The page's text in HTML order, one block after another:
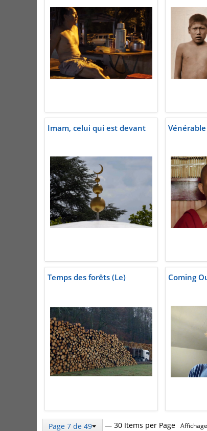
Imam, celui qui est devant Vénérable
Temps des forêts (Le) Coming
Page 7 de 49 — 30 Items per Page